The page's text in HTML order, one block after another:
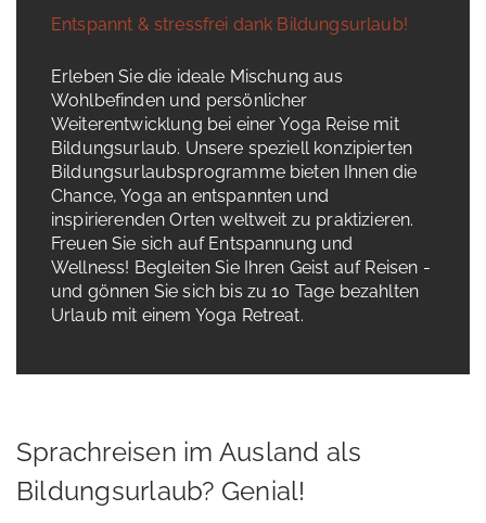
Entspannt & stressfrei dank Bildungsurlaub!
Erleben Sie die ideale Mischung aus
Wohlbefinden und persönlicher
Weiterentwicklung bei einer Yoga Reise mit
Bildungsurlaub. Unsere speziell konzipierten
Bildungsurlaubsprogramme bieten Ihnen die
Chance, Yoga an entspannten und
inspirierenden Orten weltweit zu praktizieren.
Freuen Sie sich auf Entspannung und
Wellness! Begleiten Sie Ihren Geist auf Reisen -
und gönnen Sie sich bis zu 10 Tage bezahlten
Urlaub mit einem Yoga Retreat.
Sprachreisen im Ausland als
Bildungsurlaub? Genial!